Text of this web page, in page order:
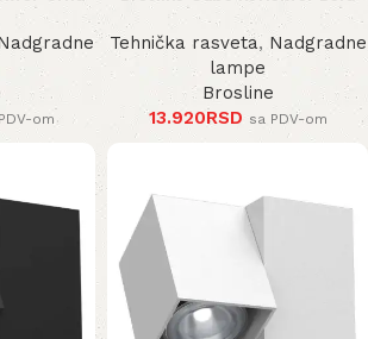
om
185 mm
Tehnička rasveta, Nadgradne
lampe
Brosline
13.920RSD sa PDV-om